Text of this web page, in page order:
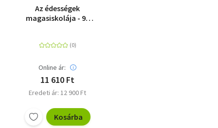
Az édességek
magasiskolája - 90
Online ár:
11 610 Ft
Eredeti ár: 12 900 Ft
Kosárba